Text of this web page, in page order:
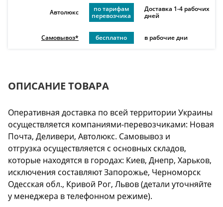
Автолюкс
по тарифам
перевозчика
Доставка 1-4 рабочих
дней
Самовывоз* бесплатно в рабочие дни
ОПИСАНИЕ ТОВАРА
Оперативная доставка по всей территории Украины
осуществляется компаниями-перевозчиками: Новая
Почта, Деливери, Автолюкс. Самовывоз и
отгрузка осуществляется с основных складов,
которые находятся в городах: Киев, Днепр, Харьков,
исключения составляют Запорожье, Черноморск
Одесская обл., Кривой Рог, Львов (детали уточняйте
у менеджера в телефонном режиме).